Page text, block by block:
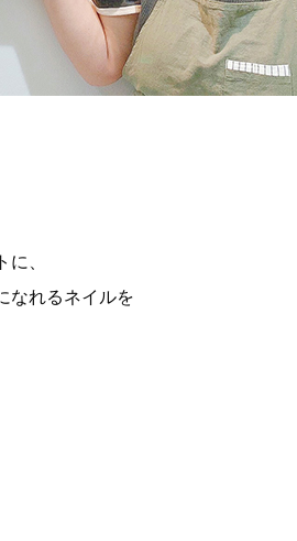
、
なれるネイルを